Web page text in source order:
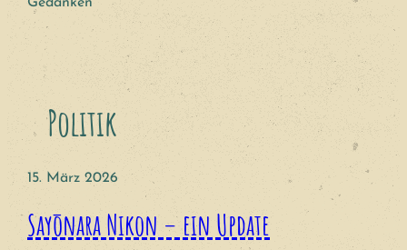
Politik
15. März 2026
Sayōnara Nikon – ein Update